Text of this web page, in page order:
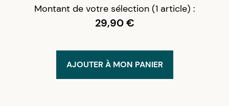
Montant de votre sélection (1 article) :
29,90 €
AJOUTER À MON PANIER